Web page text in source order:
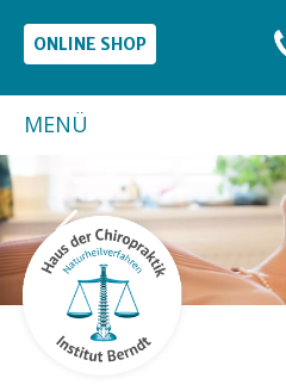
ONLINE SHOP
MENÜ